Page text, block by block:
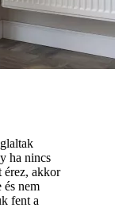
ha nincs
érez, akkor
és nem
fent a